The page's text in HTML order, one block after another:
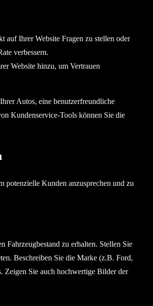
Ihrer Website Fragen zu stellen oder
verbessern.
Website hinzu, um Vertrauen
Autos, eine benutzerfreundliche
Kundenservice-Tools können Sie die
potenzielle Kunden anzusprechen und zu
Fahrzeugbestand zu erhalten. Stellen Sie
Beschreiben Sie die Marke (z.B. Ford,
Zeigen Sie auch hochwertige Bilder der